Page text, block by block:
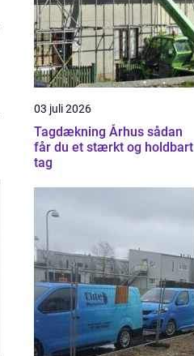
03 juli 2026
Tagdækning Århus sådan
får du et stærkt og holdbart
tag